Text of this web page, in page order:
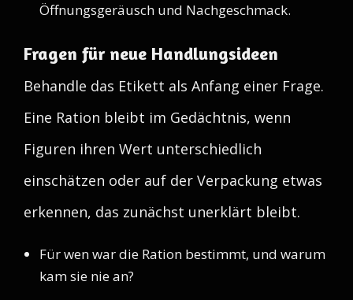
Öffnungsgeräusch und Nachgeschmack.
Fragen für neue Handlungsideen
Behandle das Etikett als Anfang einer Frage.
Eine Ration bleibt im Gedächtnis, wenn
Figuren ihren Wert unterschiedlich
einschätzen oder auf der Verpackung etwas
erkennen, das zunächst unerklärt bleibt.
Für wen war die Ration bestimmt, und warum
kam sie nie an?